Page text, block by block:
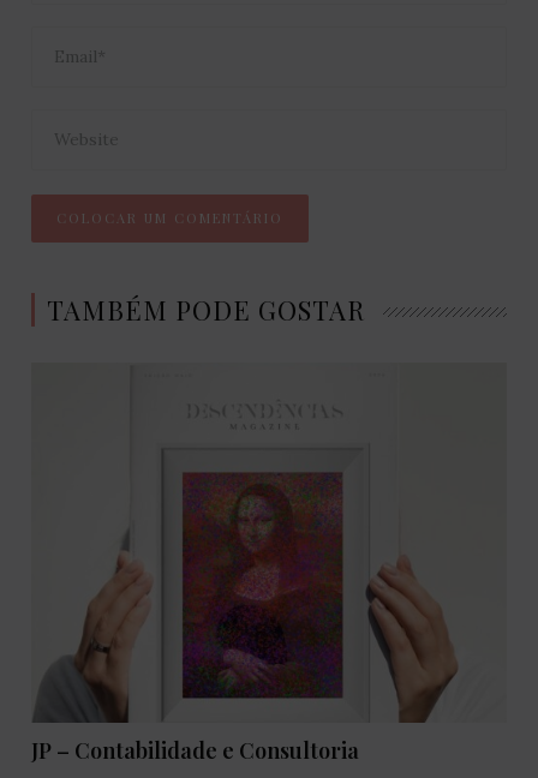
TAMBÉM PODE GOSTAR
JP – Contabilidade e Consultoria